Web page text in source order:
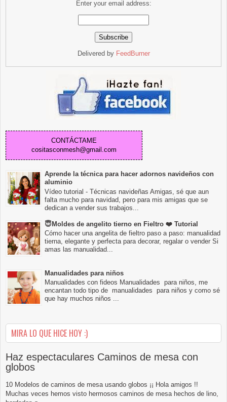
Enter your email address:
Delivered by FeedBurner
CONTÁCTAME
cositasconmesh@gmail.com
Aprende la técnica para hacer adornos navideños con
aluminio
Vídeo tutorial - Técnicas navideñas Amigas, sé que aun
falta mucho para navidad, pero para mis amigas que se
dedican a vender sus trabajos...
😇Moldes de angelito tierno en Fieltro ❤️ Tutorial
Cómo hacer una angelita de fieltro paso a paso: manualidad
tierna, elegante y perfecta para decorar, regalar o vender Si
amas las manualidad...
Manualidades para niños
Manualidades con fideos Manualidades para niños, me
encantan todo tipo de manualidades para niños y como sé
que hay muchos niños ...
MIRA LO QUE HICE HOY :)
Haz espectaculares Caminos de mesa con
globos
10 Modelos de caminos de mesa usando globos ¡¡ Hola amigos !!
Muchas veces hemos visto hermosos caminos de mesa hechos de lino,